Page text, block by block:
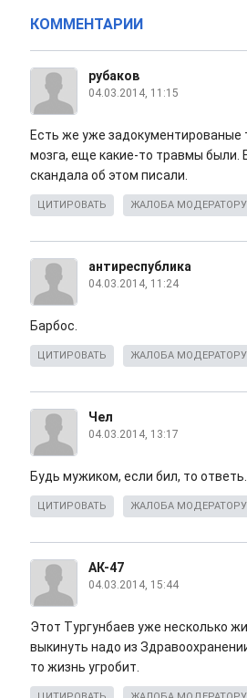
КОММЕНТАРИИ
рубаков
04.03.2014, 11:15
Есть же уже задокументированые
мозга, еще какие-то травмы были.
скандала об этом писали.
ЦИТИРОВАТЬ ЖАЛОБА МОДЕРАТОРУ
антиреспублика
04.03.2014, 11:24
Барбос.
ЦИТИРОВАТЬ ЖАЛОБА МОДЕРАТОРУ
Чел
04.03.2014, 13:17
Будь мужиком, если бил, то
ЦИТИРОВАТЬ ЖАЛОБА МОДЕРАТОРУ
АК-47
04.03.2014, 15:44
Этот Тургунбаев уже несколько
выкинуть надо из
то жизнь угробит.